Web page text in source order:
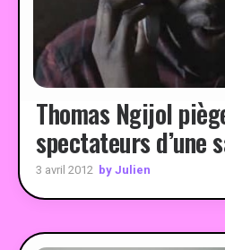
Thomas Ngijol
spectateurs d’une
3 avril 2012 by Julien